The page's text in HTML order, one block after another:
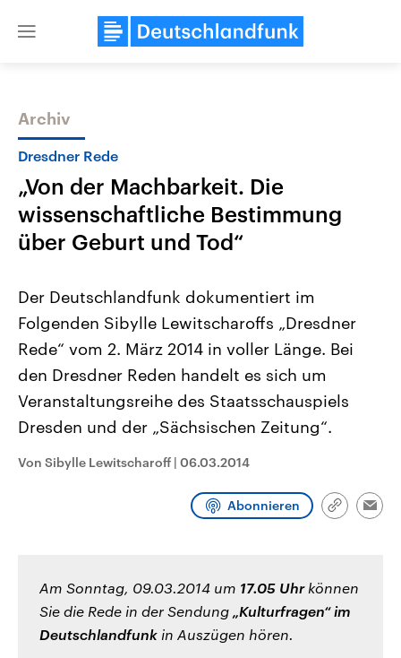
Close
Themen
2026
Alle Informationen
Sachsen-Anhalt wählt am 6.
September 2026 einen neuen
Landtag. Seit 2021 wird das
Bundesland von einer Koalition aus
CDU, SPD und FDP regiert.-
Umfragen, Prognosen,
und Hintergründe zu den Parteien
und Kandidaten der anstehenden
Aktuelle Beiträge,
Hintergründe
Wirtschaftlich und
gehören die Vereinigten
den mächtigsten Ländern
mit großem Einfluss auf
aktuelle Weltgeschehen.
Archiv
Dresdner Rede
„Von der Machbarkeit. Die
wissenschaftliche Bestimmung
über Geburt und Tod“
Der Deutschlandfunk dokumentiert im
Folgenden Sibylle Lewitscharoffs „Dresdner
Rede“ vom 2. März 2014 in voller Länge. Bei
den Dresdner Reden handelt es sich um
Veranstaltungsreihe des Staatsschauspiels
Dresden und der „Sächsischen Zeitung“.
Von Sibylle Lewitscharoff | 06.03.2014
Abonnieren
Link
Am Sonntag, 09.03.2014 um 17.05 Uhrkönnen
Sie die Rede in der Sendung „Kulturfragen“ im
Deutschlandfunk in Auszügen hören.